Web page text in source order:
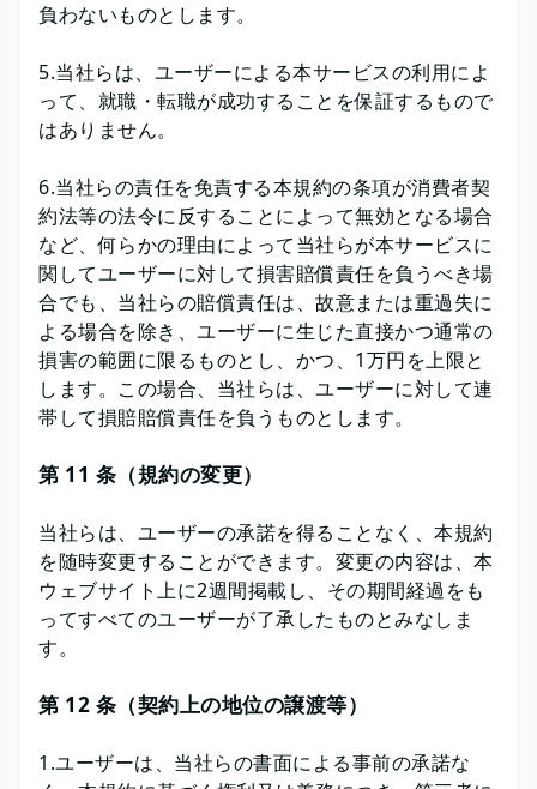
負わないものとします。
5.当社らは、ユーザーによる本サービスの利用によ
って、就職・転職が成功することを保証するもので
はありません。
6.当社らの責任を免責する本規約の条項が消費者契
約法等の法令に反することによって無効となる場合
など、何らかの理由によって当社らが本サービスに
関してユーザーに対して損害賠償責任を負うべき場
合でも、当社らの賠償責任は、故意または重過失に
よる場合を除き、ユーザーに生じた直接かつ通常の
損害の範囲に限るものとし、かつ、1万円を上限と
します。この場合、当社らは、ユーザーに対して連
帯して損賠賠償責任を負うものとします。
第 11 条（規約の変更）
当社らは、ユーザーの承諾を得ることなく、本規約
を随時変更することができます。変更の内容は、本
ウェブサイト上に2週間掲載し、その期間経過をも
ってすべてのユーザーが了承したものとみなしま
す。
第 12 条（契約上の地位の譲渡等）
1.ユーザーは、当社らの書面による事前の承諾な